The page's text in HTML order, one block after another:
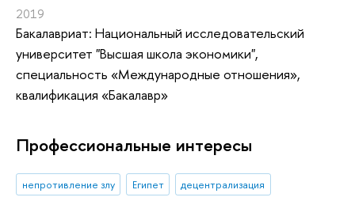
2019
Бакалавриат: Национальный исследовательский
университет "Высшая школа экономики",
специальность «Международные отношения»,
квалификация «Бакалавр»
Профессиональные интересы
непротивление злу Египет
децентрализация